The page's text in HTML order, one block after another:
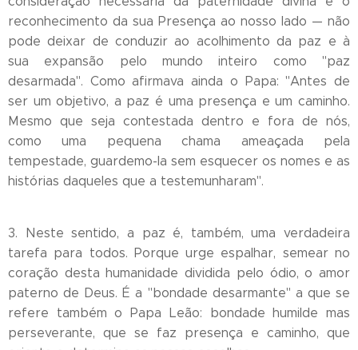
reconhecimento da sua Presença ao nosso lado — não
pode deixar de conduzir ao acolhimento da paz e à
sua expansão pelo mundo inteiro como "paz
desarmada". Como afirmava ainda o Papa: "Antes de
ser um objetivo, a paz é uma presença e um caminho.
Mesmo que seja contestada dentro e fora de nós,
como uma pequena chama ameaçada pela
tempestade, guardemo-la sem esquecer os nomes e as
histórias daqueles que a testemunharam".
3. Neste sentido, a paz é, também, uma verdadeira
tarefa para todos. Porque urge espalhar, semear no
coração desta humanidade dividida pelo ódio, o amor
paterno de Deus. É a "bondade desarmante" a que se
refere também o Papa Leão: bondade humilde mas
perseverante, que se faz presença e caminho, que